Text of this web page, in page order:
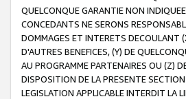
QUELCONQUE GARANTIE NON
CONCEDANTS NE SERONS
DOMMAGES ET INTERETS DECOULANT
D'AUTRES BENEFICES, (Y) DE
AU PROGRAMME PARTENAIRES OU (Z)
DISPOSITION DE LA PRESENTE
LEGISLATION APPLICABLE INTERDIT LA